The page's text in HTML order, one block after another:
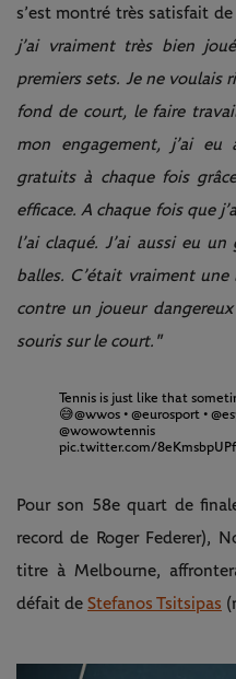
s’est montré très satisfait
j’ai vraiment très bien
premiers sets. Je ne voulais
fond de court, le faire
mon engagement, j’ai
gratuits à chaque fois
efficace. A chaque fois que
l’ai claqué. J’ai aussi eu
balles. C’était vraiment une
contre un joueur
souris sur le court."
Tennis is just like that
😅@wwos• @eurosport •
@wowowtennis
pic.twitter.com/8eKmsbpUPf
Pour son 58e quart de
record de Roger Federer),
titre à Melbourne,
défait de Stefanos Tsitsipas